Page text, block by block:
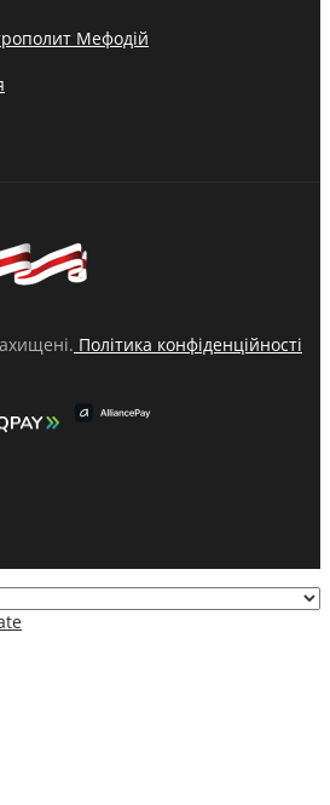
Мефодій
Політика конфіденційності